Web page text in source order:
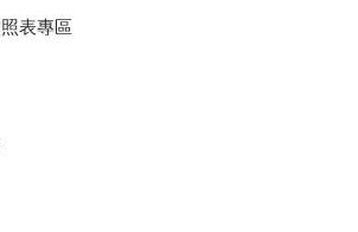
表專區